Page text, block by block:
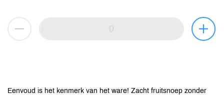
Eenvoud is het kenmerk van het ware! Zacht fruitsnoep zonder